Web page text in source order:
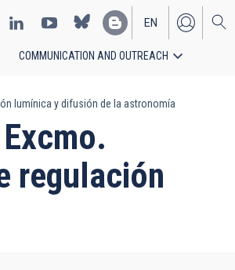
EN
ES
COMMUNICATION AND OUTREACH
lumínica y difusión de la astronomía
regulación